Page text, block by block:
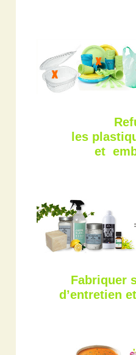
les
et
Fabriquer
d’entretien